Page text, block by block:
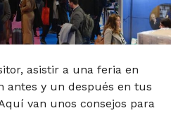
asistir a una feria en
antes y un después en tus
van unos consejos para